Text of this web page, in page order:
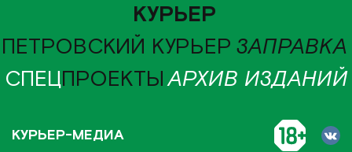
КУРЬЕР
ПЕТРОВСКИЙ КУРЬЕР ЗАПРАВКА
СПЕЦПРОЕКТЫАРХИВ ИЗДАНИЙ
КУРЬЕР-МЕДИА